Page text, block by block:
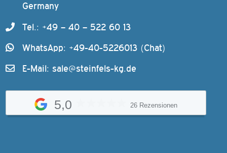
Germany
Tel.: +49 – 40 – 522 60 13
WhatsApp: +49-40-5226013 (Chat)
E-Mail: sale@steinfels-kg.de
5,0 26 Rezensionen